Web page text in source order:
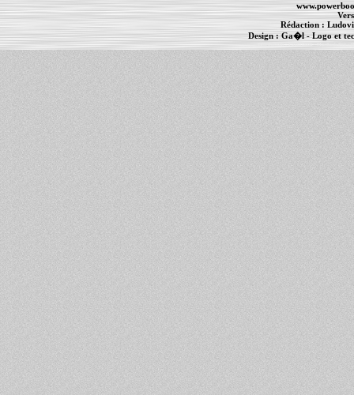
Rédaction :
Design : Ga�l- Logo et
Informations : - MacBook Pro